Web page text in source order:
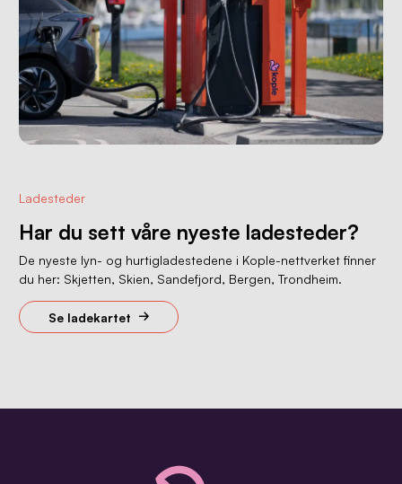
Ladesteder
Har du sett våre nyeste ladesteder?
De nyeste lyn- og hurtigladestedene i Kople-nettverket finner
du her: Skjetten, Skien, Sandefjord, Bergen, Trondheim.
Se ladekartet